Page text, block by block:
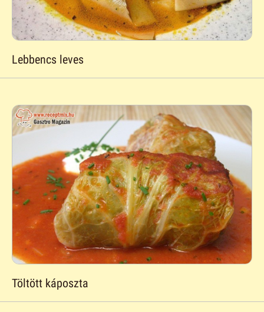
Lebbencs leves
Töltött káposzta